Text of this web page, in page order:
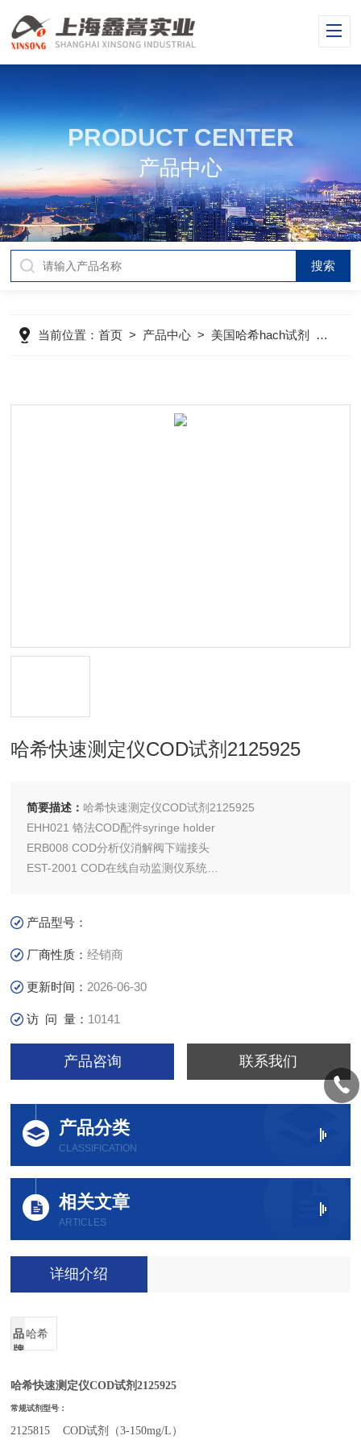
PRODUCT CENTER
产品中心
当前位置：首页 > 产品中心 > 美国哈希hach试剂
哈希快速测定仪COD试剂2125925
简要描述： 哈希快速测定仪COD试剂2125925
EHH021 铬法COD配件syringe holder
ERB008 COD分析仪消解阀下端接头
EST-2001 COD在线自动监测仪系统
产品型号：
厂商性质：经销商
更新时间： 2026-06-30
访 问 量： 10141
产品咨询 联系我们
产品分类
CLASSIFICATION
相关文章
ARTICLES
详细介绍
品
牌
哈希
哈希快速测定仪COD试剂2125925
常规试剂型号：
2125815 COD试剂（3-150mg/L）